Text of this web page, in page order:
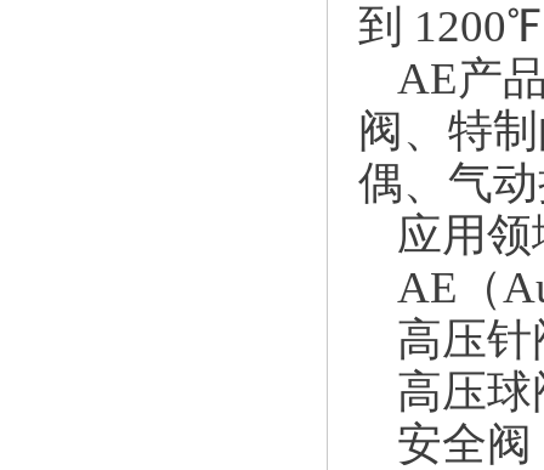
到
AE产
阀、特
偶、气
应用
AE（
高压针
高压球
安全阀